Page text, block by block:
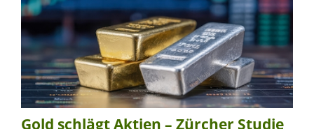
Gold schlägt Aktien – Zürcher Studie